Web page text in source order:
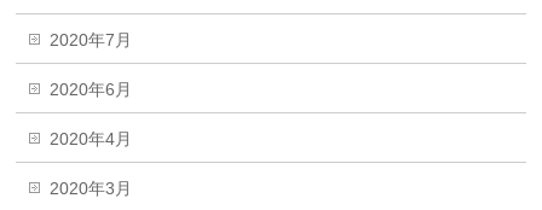
2020年7月
2020年6月
2020年4月
2020年3月